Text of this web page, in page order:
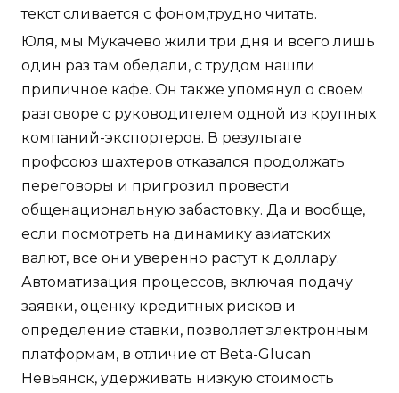
текст сливается с фоном,трудно читать.
Юля, мы Мукачево жили три дня и всего лишь
один раз там обедали, с трудом нашли
приличное кафе. Он также упомянул о своем
разговоре с руководителем одной из крупных
компаний-экспортеров. В результате
профсоюз шахтеров отказался продолжать
переговоры и пригрозил провести
общенациональную забастовку. Да и вообще,
если посмотреть на динамику азиатских
валют, все они уверенно растут к доллару.
Автоматизация процессов, включая подачу
заявки, оценку кредитных рисков и
определение ставки, позволяет электронным
платформам, в отличие от Beta-Glucan
Невьянск, удерживать низкую стоимость